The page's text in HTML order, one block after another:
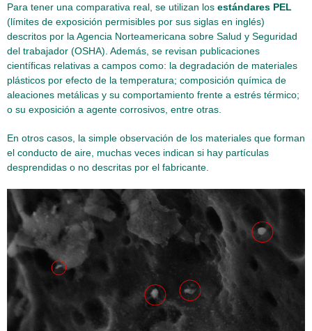
Para tener una comparativa real, se utilizan los estándares PEL
(límites de exposición permisibles por sus siglas en inglés)
descritos por la Agencia Norteamericana sobre Salud y Seguridad
del trabajador (OSHA). Además, se revisan publicaciones
científicas relativas a campos como: la degradación de materiales
plásticos por efecto de la temperatura; composición química de
aleaciones metálicas y su comportamiento frente a estrés térmico;
o su exposición a agente corrosivos, entre otras.
En otros casos, la simple observación de los materiales que forman
el conducto de aire, muchas veces indican si hay partículas
desprendidas o no descritas por el fabricante.